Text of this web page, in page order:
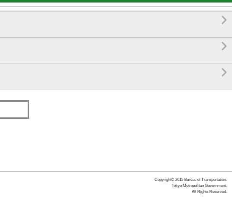



Copyright© 2015 Bureau of Transportation.
Tokyo Metropolitan Government.
All Rights Reserved.